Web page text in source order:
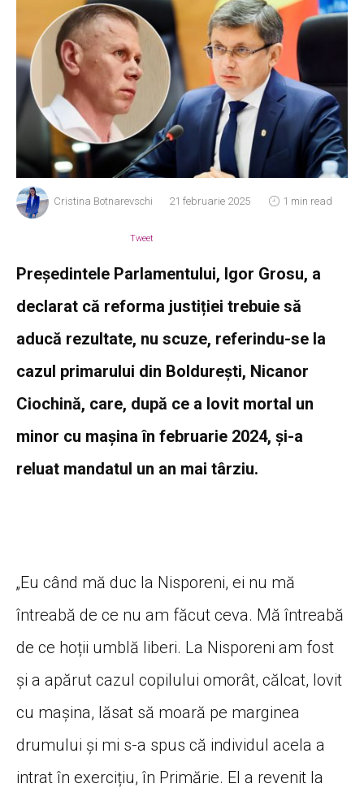
Cristina Botnarevschi 21 februarie 2025 1 min read
Tweet
Președintele Parlamentului, Igor Grosu, a
declarat că reforma justiției trebuie să
aducă rezultate, nu scuze, referindu-se la
cazul primarului din Boldurești, Nicanor
Ciochină, care, după ce a lovit mortal un
minor cu mașina în februarie 2024, și-a
reluat mandatul un an mai târziu.
„Eu când mă duc la Nisporeni, ei nu mă
întreabă de ce nu am făcut ceva. Mă întreabă
de ce hoții umblă liberi. La Nisporeni am fost
și a apărut cazul copilului omorât, călcat, lovit
cu mașina, lăsat să moară pe marginea
drumului și mi s-a spus că individul acela a
intrat în exercițiu, în Primărie. El a revenit la